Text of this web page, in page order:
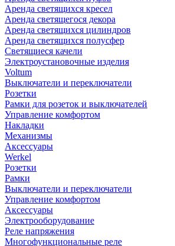
Аренда светящихся кресел
Аренда светящегося декора
Аренда светящихся цилиндров
Аренда светящихся полусфер
Светящиеся качели
Электроустановочные изделия
Voltum
Выключатели и переключатели
Розетки
Рамки для розеток и выключателей
Управление комфортом
Накладки
Механизмы
Аксессуары
Werkel
Розетки
Рамки
Выключатели и переключатели
Управление комфортом
Аксессуары
Электрооборудование
Реле напряжения
Многофункциональные реле